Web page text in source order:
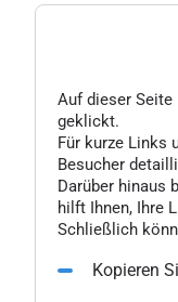
Auf dieser Seite
geklickt.
Für kurze Links
Besucher
Darüber hinaus
hilft Ihnen, Ihre
Schließlich
Kopieren